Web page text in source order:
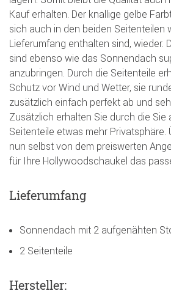
Kauf erhalten. Der knallige gelbe
sich auch in den beiden Seitenteilen
Lieferumfang enthalten sind, wieder.
sind ebenso wie das Sonnendach
anzubringen. Durch die Seitenteile
Schutz vor Wind und Wetter, sie
zusätzlich einfach perfekt ab und
Zusätzlich erhalten Sie durch die Sie
Seitenteile etwas mehr Privatsphäre.
nun selbst von dem preiswerten
für Ihre Hollywoodschaukel das
Lieferumfang
Sonnendach mit 2 aufgenähten
2 Seitenteile
Hersteller: